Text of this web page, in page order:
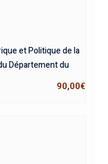
et Politique de la
Département du
90,00€